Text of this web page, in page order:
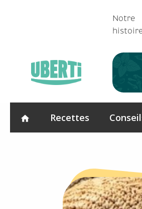
Notre
home Recettes